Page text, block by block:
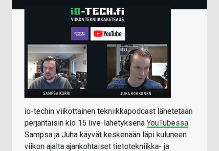
io-techin viikottainen tekniikkapodcast lähetetään
perjantaisin klo 15 live-lähetyksenä YouTubessa.
Sampsa ja Juha käyvät keskenään läpi kuluneen
viikon ajalta ajankohtaiset tietotekniikka- ja